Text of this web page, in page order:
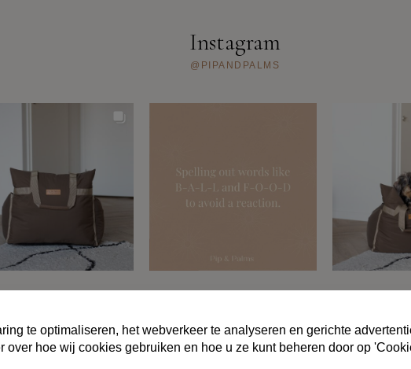
Instagram
@PIPANDPALMS
te optimaliseren, het webverkeer te analyseren en gerichte
over hoe wij cookies gebruiken en hoe u ze kunt beheren door op